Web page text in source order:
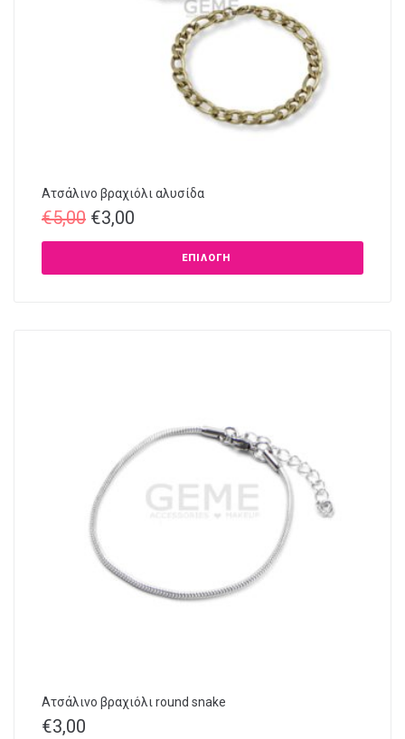
Ατσάλινο βραχιόλι αλυσίδα
€5,00 €3,00
ΕΠΙΛΟΓΉ
Ατσάλινο βραχιόλι round snake
€3,00